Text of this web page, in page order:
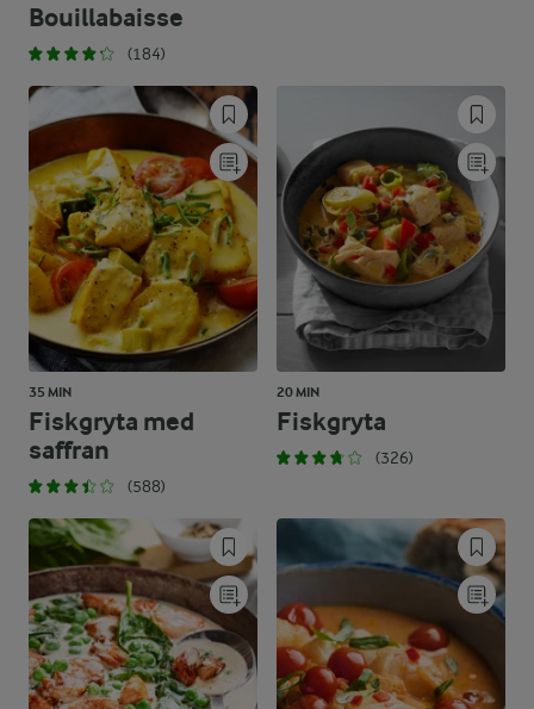
Bouillabaisse
(184)
35 MIN
Fiskgryta med
saffran
(588)
20 MIN
Fiskgryta
(326)